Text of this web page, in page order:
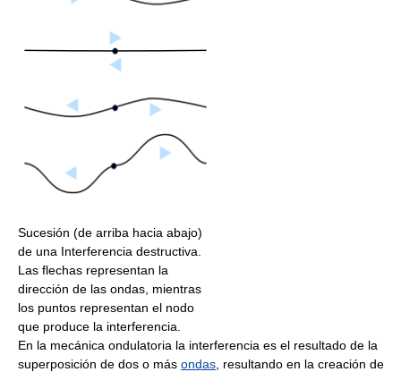
Sucesión (de arriba hacia abajo)
de una Interferencia destructiva.
Las flechas representan la
dirección de las ondas, mientras
los puntos representan el nodo
que produce la interferencia.
En la mecánica ondulatoria la interferencia es el resultado de la
superposición de dos o más ondas , resultando en la creación de